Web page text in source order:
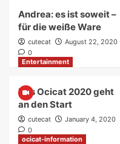
Andrea: es ist soweit –
für die weiße Ware
cutecat
August 22, 2020
0
Entertainment
Das Ocicat 2020 geht
an den Start
cutecat
January 4, 2020
0
ocicat-information